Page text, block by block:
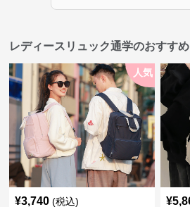
レディースリュック通学のおすす
人気
¥3,740 (税込) ¥